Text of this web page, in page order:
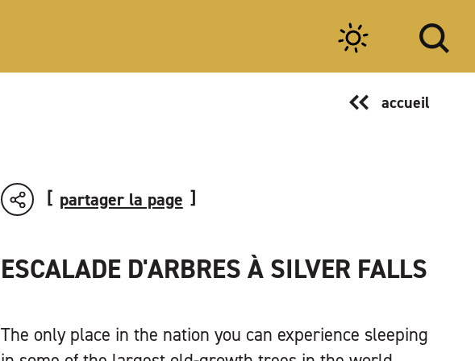
accueil
partager la page
ESCALADE D'ARBRES À SILVER FALLS
The only place in the nation you can experience sleeping